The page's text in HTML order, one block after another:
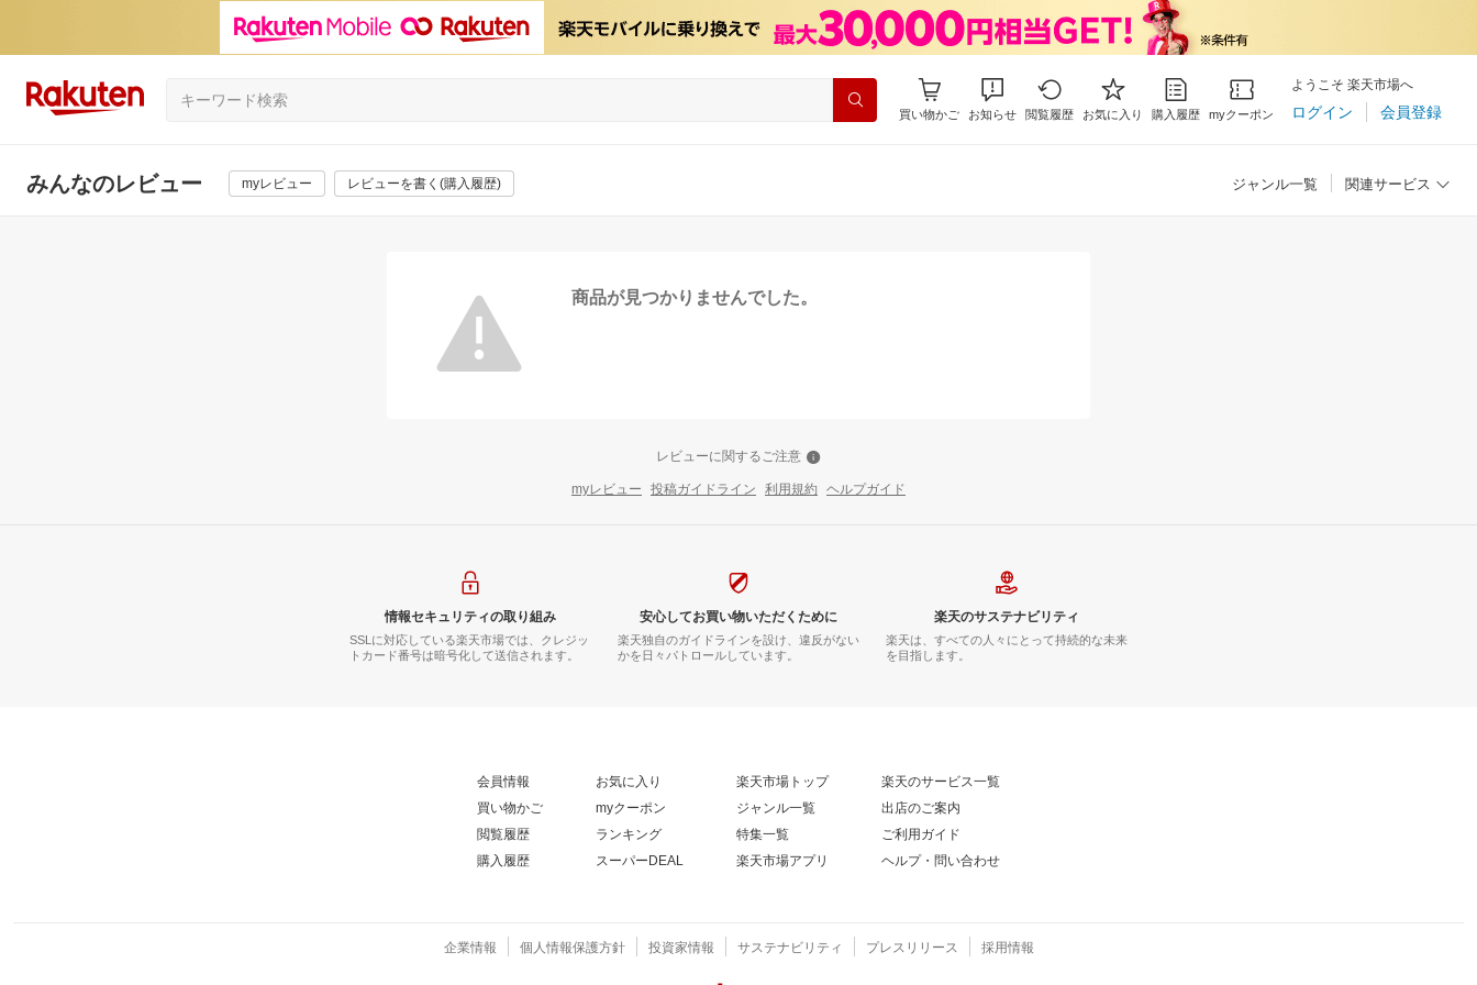
買い物かご お知らせ 閲覧履歴 お気に入り 購入履歴 myクーポン
ようこそ 楽天市場へ
ログイン 会員登録
みんなのレビュー myレビュー レビューを書く(購入履歴) ジャンル一覧 関連サービス
商品が見つかりませんでした。
レビューに関するご注意
myレビュー 投稿ガイドライン 利用規約 ヘルプガイド
情報セキュリティの取り組み
SSLに対応している楽天市場では、クレジッ
トカード番号は暗号化して送信されます。
安心してお買い物いただくために
楽天独自のガイドラインを設け、違反がない
かを日々パトロールしています。
楽天のサステナビリティ
楽天は、すべての人々にとって持続的な未来
を目指します。
会員情報
買い物かご
閲覧履歴
購入履歴
お気に入り
myクーポン
ランキング
スーパーDEAL
楽天市場トップ
ジャンル一覧
特集一覧
楽天市場アプリ
楽天のサービス一覧
出店のご案内
ご利用ガイド
ヘルプ・問い合わせ
企業情報 個人情報保護方針 投資家情報 サステナビリティ プレスリリース 採用情報